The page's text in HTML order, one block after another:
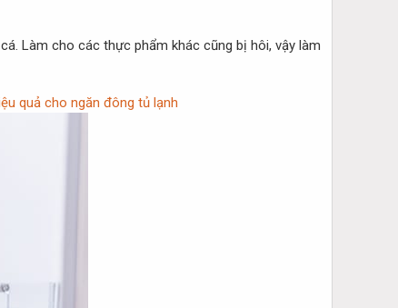
Làm cho các thực phẩm khác cũng bị hôi, vậy làm
quả cho ngăn đông tủ lạnh